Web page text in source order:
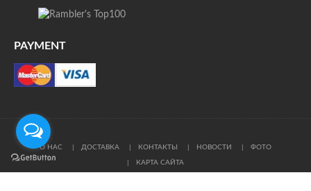
PAYMENT
О НАС ДОСТАВКА КОНТАКТЫ НОВОСТИ ФОТО
КАРТА САЙТА